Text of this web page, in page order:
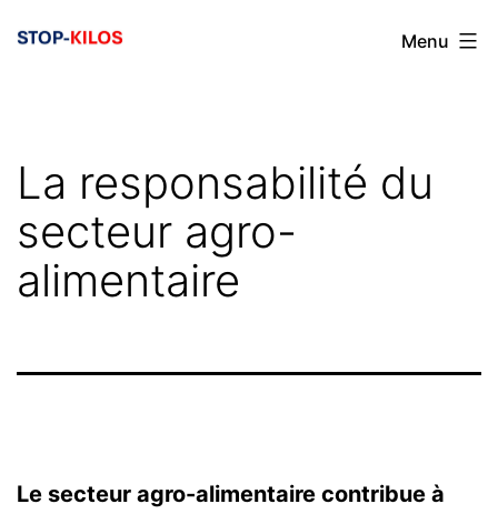
Menu
La responsabilité du
secteur agro-
alimentaire
Le secteur agro-alimentaire contribue à